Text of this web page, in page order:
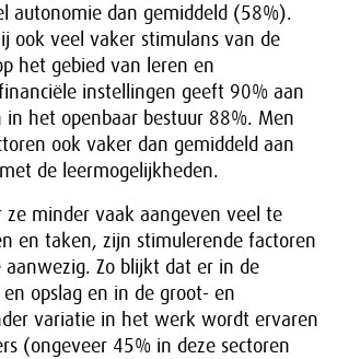
autonomie dan gemiddeld (58%).
ook veel vaker stimulans van de
het gebied van leren en
instellingen geeft 90% aan
het openbaar bestuur 88%. Men
ook vaker dan gemiddeld aan
de leermogelijkheden.
ze minder vaak aangeven veel te
en taken, zijn stimulerende factoren
Zo blijkt dat er in de
opslag en in de groot- en
variatie in het werk wordt ervaren
(ongeveer 45% in deze sectoren